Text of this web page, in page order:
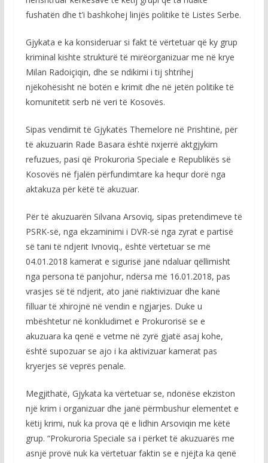
fushatën dhe t’i bashkohej linjës politike të Listës Serbe.
Gjykata e ka konsideruar si fakt të vërtetuar që ky grup
kriminal kishte strukturë të mirëorganizuar me në krye
Milan Radoiçiqin, dhe se ndikimi i tij shtrihej
njëkohësisht në botën e krimit dhe në jetën politike të
komunitetit serb në veri të Kosovës.
Sipas vendimit të Gjykatës Themelore në Prishtinë, për
të akuzuarin Rade Basara është nxjerrë aktgjykim
refuzues, pasi që Prokuroria Speciale e Republikës së
Kosovës në fjalën përfundimtare ka hequr dorë nga
aktakuza për këtë të akuzuar.
Për të akuzuarën Silvana Arsoviq, sipas pretendimeve të
PSRK-së, nga ekzaminimi i DVR-së nga zyrat e partisë
së tani të ndjerit Ivnoviq., është vërtetuar se më
04.01.2018 kamerat e sigurisë janë ndaluar qëllimisht
nga persona të panjohur, ndërsa më 16.01.2018, pas
vrasjes së të ndjerit, ato janë riaktivizuar dhe kanë
filluar të xhirojnë në vendin e ngjarjes. Duke u
mbështetur në konkludimet e Prokurorisë se e
akuzuara ka qenë e vetme në zyrë gjatë asaj kohe,
është supozuar se ajo i ka aktivizuar kamerat pas
kryerjes së veprës penale.
Megjithatë, Gjykata ka vërtetuar se, ndonëse ekziston
një krim i organizuar dhe janë përmbushur elementet e
këtij krimi, nuk ka prova që e lidhin Arsoviqin me këtë
grup. “Prokuroria Speciale sa i përket të akuzuarës me
asnjë provë nuk ka vërtetuar faktin se e njëjta ka qenë